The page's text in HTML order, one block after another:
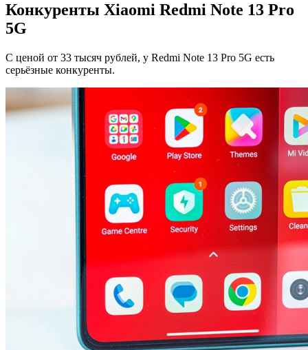
Конкуренты Xiaomi Redmi Note 13 Pro
5G
С ценой от 33 тысяч рублей, у Redmi Note 13 Pro 5G есть
серьёзные конкуренты.